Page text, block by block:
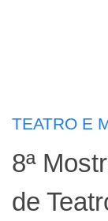
TEATRO E
8ª
de